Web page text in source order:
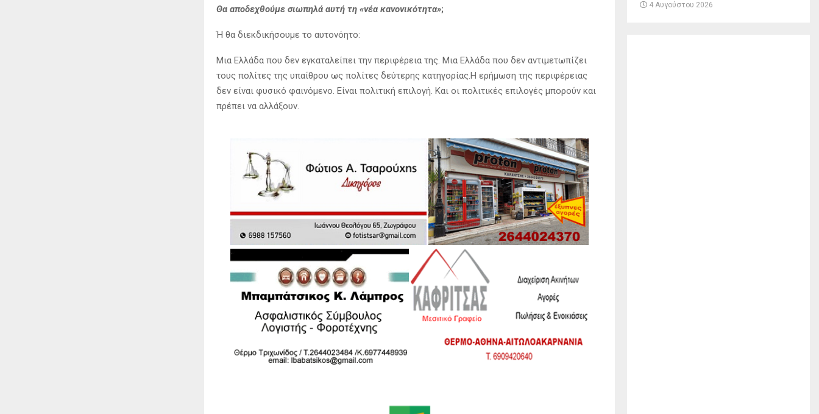
Θα αποδεχθούμε σιωπηλά αυτή τη «νέα κανονικότητα»;
Ή θα διεκδικήσουμε το αυτονόητο:
Μια Ελλάδα που δεν εγκαταλείπει την περιφέρεια της. Μια Ελλάδα που δεν αντιμετωπίζει
τους πολίτες της υπαίθρου ως πολίτες δεύτερης κατηγορίας.Η ερήμωση της περιφέρειας
δεν είναι φυσικό φαινόμενο. Είναι πολιτική επιλογή. Και οι πολιτικές επιλογές μπορούν και
πρέπει να αλλάξουν.
4 Αυγούστου 2026